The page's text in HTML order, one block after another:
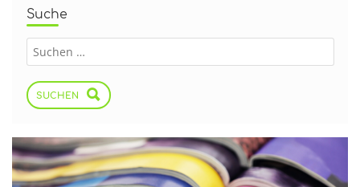
Suche
SUCHEN